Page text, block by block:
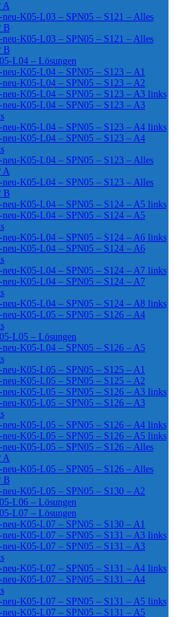
A
neu-K05-L03 – SPN05 – S121 – Alles
B
neu-K05-L03 – SPN05 – S121 – Alles
B
L04 – Lösungen
neu-K05-L04 – SPN05 – S123 – A1
neu-K05-L04 – SPN05 – S123 – A2
neu-K05-L04 – SPN05 – S123 – A3 links
neu-K05-L04 – SPN05 – S123 – A3
neu-K05-L04 – SPN05 – S123 – A4 links
neu-K05-L04 – SPN05 – S123 – A4
neu-K05-L04 – SPN05 – S123 – Alles
A
neu-K05-L04 – SPN05 – S123 – Alles
B
neu-K05-L04 – SPN05 – S124 – A5 links
neu-K05-L04 – SPN05 – S124 – A5
neu-K05-L04 – SPN05 – S124 – A6 links
neu-K05-L04 – SPN05 – S124 – A6
neu-K05-L04 – SPN05 – S124 – A7 links
neu-K05-L04 – SPN05 – S124 – A7
neu-K05-L04 – SPN05 – S124 – A8 links
neu-K05-L05 – SPN05 – S126 – A4
L05 – Lösungen
neu-K05-L04 – SPN05 – S126 – A5
neu-K05-L05 – SPN05 – S125 – A1
neu-K05-L05 – SPN05 – S125 – A2
neu-K05-L05 – SPN05 – S126 – A3 links
neu-K05-L05 – SPN05 – S126 – A3
neu-K05-L05 – SPN05 – S126 – A4 links
neu-K05-L05 – SPN05 – S126 – A5 links
neu-K05-L05 – SPN05 – S126 – Alles
A
neu-K05-L05 – SPN05 – S126 – Alles
B
neu-K05-L05 – SPN05 – S130 – A2
L06 – Lösungen
L07 – Lösungen
neu-K05-L07 – SPN05 – S130 – A1
neu-K05-L07 – SPN05 – S131 – A3 links
neu-K05-L07 – SPN05 – S131 – A3
neu-K05-L07 – SPN05 – S131 – A4 links
neu-K05-L07 – SPN05 – S131 – A4
neu-K05-L07 – SPN05 – S131 – A5 links
neu-K05-L07 – SPN05 – S131 – A5